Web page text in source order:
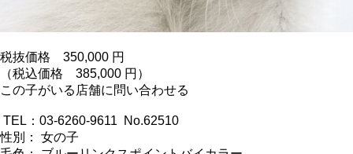
税抜価格 350,000 円
（税込価格 385,000 円）
この子がいる店舗に問い合わせる
TEL：03-6260-9611 No.62510
性別： 女の子